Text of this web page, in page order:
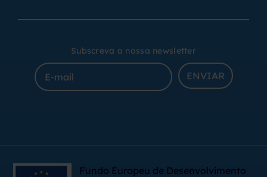
Subscreva a nossa newsletter
ENVIAR
Fundo Europeu de Desenvolvimento